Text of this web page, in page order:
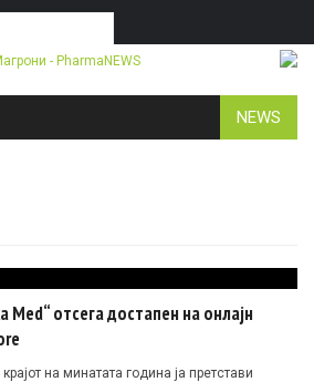
NEWS
отсега достапен на онлајн
на минатата година ја претстави